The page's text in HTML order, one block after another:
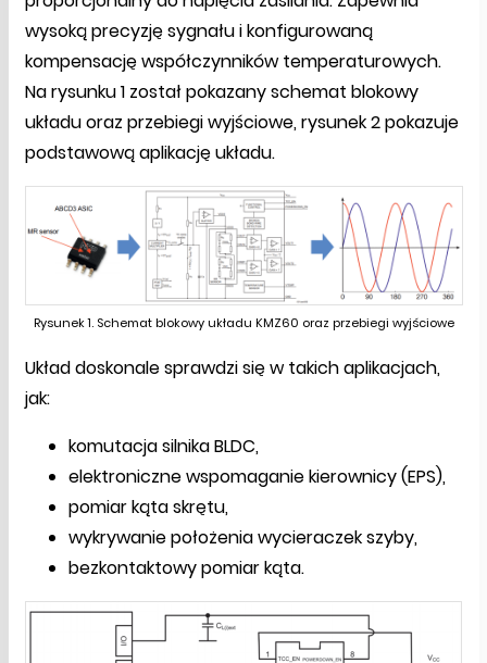
wysoką precyzję sygnału i konfigurowaną
kompensację współczynników temperaturowych.
Na rysunku 1 został pokazany schemat blokowy
układu oraz przebiegi wyjściowe, rysunek 2 pokazuje
podstawową aplikację układu.
Rysunek 1. Schemat blokowy układu KMZ60 oraz przebiegi wyjściowe
Układ doskonale sprawdzi się w takich aplikacjach,
jak:
komutacja silnika BLDC,
elektroniczne wspomaganie kierownicy (EPS),
pomiar kąta skrętu,
wykrywanie położenia wycieraczek szyby,
bezkontaktowy pomiar kąta.